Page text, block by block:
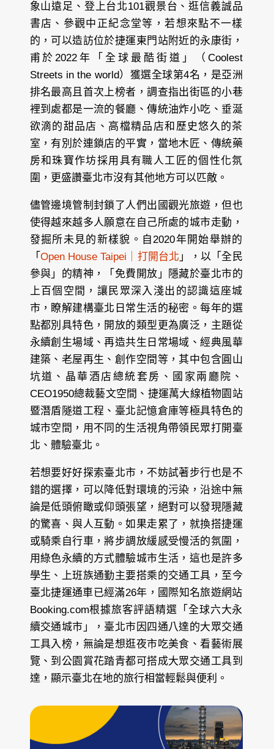
象山遠足、登上台北101觀景台、逛信義誠品
書店、參觀中正紀念堂等，若想來點不一樣
的，可以造訪位於捷運東門站附近的永康街，
甫於2022年「全球最酷街道」（Coolest
Streets in the world）獲選全球第4名，是亞洲
排名最高且首次上榜者，調查指出街區的小巷
裡到處都是一流的餐廳、傳統油炸小吃、垂涎
欲滴的甜品店、高檔精品店和歷史悠久的茶
室，有別於連鎖店的平實，當地木匠、傳統藥
房和珠寶作坊採用具有職人工匠的個性化氛
圍，更盛讚臺北市沒有其他地方可以匹敵。
儘管邊境管制封鎖了人們出國觀光旅遊，但也
使得越來越多人願意在自己所處的城市走動，
發掘所未見的新樣貌。自2020年開始舉辦的
「 Open House Taipei｜打開台北 」，以「全民
參與」的精神，「免費開放」隱藏於臺北市的
上百個空間，讓民眾深入淺出的認識這座城
市，瞭解建構臺北日常生活的秘密。每年的選
點都別具特色，開放的類型更為廣泛，主題從
永續創生場域、再造共生日常場域、經典風華
建築、老屋再生、創作空間等，其中包含圓山
坑道、晶華酒店總統套房、國家兩廳院、
CEO1950總裁藝文空間、捷運萬大線植物園站
暨潛盾隧道工程、臺北記憶倉庫等極具特色的
城市空間，用不同的生活視角帶領民眾打開臺
北、體驗臺北。
若想要好好探索臺北市，不妨試著步行也是不
錯的選擇，可以降低對環境的污染，沿途中無
論是低頭俯瞰或仰頭張望，絕對可以發現隱藏
的驚喜、與人互動。如果走累了，就換搭捷運
或騎乘自行車，將步調放緩感受慢活的氛圍，
用綠色永續的方式體驗城市生活，這也是許多
學生、上班族通勤主要搭乘的交通工具，至今
臺北捷運通車已經滿26年，國際知名旅遊網站
Booking.com根據旅客評語精選「全球六大永
續交通城市」，臺北市因四通八達的大眾交通
工具入榜，無論是想逛夜市吃美食、看藝術展
覽、到公園賞花踏青都可搭成大眾交通工具到
達，顯示臺北在地的旅行相當輕鬆與便利。